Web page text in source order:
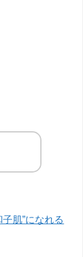
肌”になれる